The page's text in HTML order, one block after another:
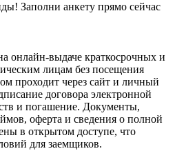
Заполни анкету прямо сейчас
онлайн-выдаче краткосрочных и
лицам без посещения
проходит через сайт и личный
договора электронной
и погашение. Документы,
оферта и сведения о полной
в открытом доступе, что
для заемщиков.